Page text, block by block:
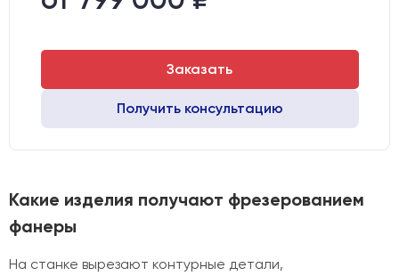
Двигатели:
Заказать
Получить консультацию
Какие изделия получают фрезерованием
фанеры
На станке вырезают контурные детали,